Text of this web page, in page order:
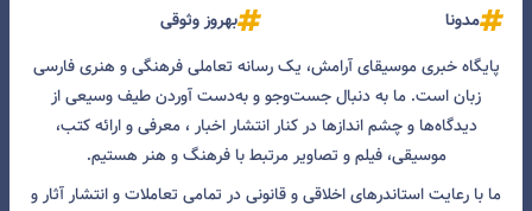
مدونا
بهروز وثوقی
پایگاه خبری موسیقای آرامش، یک رسانه تعاملی فرهنگی و هنری فارسی
زبان است. ما به دنبال جست‌و‌جو و به‌دست آوردن طیف وسیعی از
دیدگاه‌ها و چشم انداز‌ها در کنار انتشار اخبار ، معرفی و ارائه کتب،
موسیقی، فیلم و تصاویر مرتبط با فرهنگ و هنر هستیم.
ما با رعایت استاندرهای اخلاقی و قانونی در تمامی تعاملات و انتشار آثار و